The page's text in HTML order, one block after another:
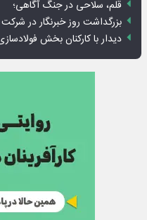
قلم، سلاحی در جنگ آگاهی؛
بزرگداشت روز خبرنگار در
دیدار با کارکنان بخش